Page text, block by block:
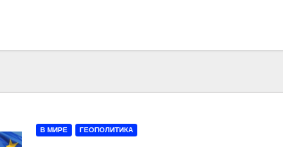
В МИРЕ ГЕОПОЛИТИКА